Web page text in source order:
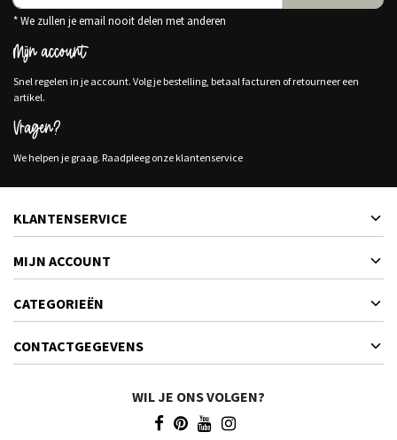
* We zullen je email nooit delen met anderen
Mijn account
Snel regelen in je account. Volg je bestelling, betaal facturen of retourneer een
artikel.
Vragen?
We helpen je graag. Raadpleeg onze klantenservice
KLANTENSERVICE
MIJN ACCOUNT
CATEGORIEËN
CONTACTGEGEVENS
WIL JE ONS VOLGEN?